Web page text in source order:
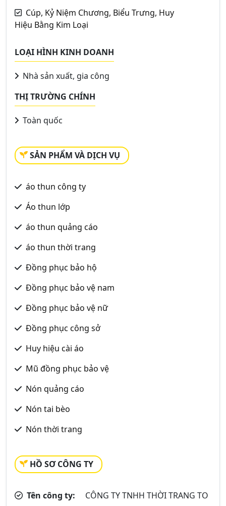
Cúp, Kỷ Niệm Chương, Biểu Trưng, Huy
Hiệu Bằng Kim Loại
LOẠI HÌNH KINH DOANH
Nhà sản xuất, gia công
THỊ TRƯỜNG CHÍNH
Toàn quốc
SẢN PHẨM VÀ DỊCH VỤ
áo thun công ty
Áo thun lớp
áo thun quảng cáo
áo thun thời trang
Đồng phục bảo hộ
Đồng phục bảo vệ nam
Đồng phục bảo vệ nữ
Đồng phục công sở
Huy hiệu cài áo
Mũ đồng phục bảo vệ
Nón quảng cáo
Nón tai bèo
Nón thời trang
HỒ SƠ CÔNG TY
Tên công ty:
CÔNG TY TNHH THỜI TRANG TO